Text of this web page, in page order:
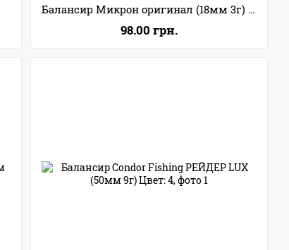
Балансир Микрон оригинал (18мм 3г) Цвет: 03
98.00 грн.